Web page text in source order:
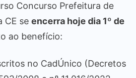
Concurso Prefeitura de
CE se encerra hoje dia 1º de
ao benefício:
no CadÚnico (Decretos